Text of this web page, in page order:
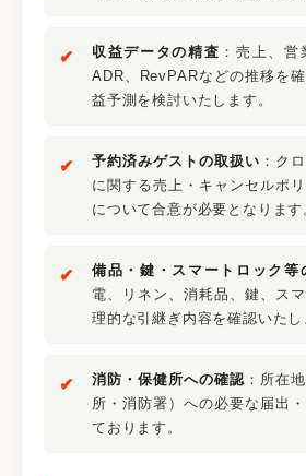
収益データの精査 ：売上、営
ADR、RevPARなどの推移を
益予測を検討いたします。
予約済みゲストの取扱い ：ク
に関する売上・キャンセルポ
について合意が必要となります
備品・鍵・スマートロック等
電、リネン、消耗品、鍵、ス
理的な引継ぎ内容を確認いたし
消防・保健所への確認 ：所在
所・消防署）への必要な届出
ております。